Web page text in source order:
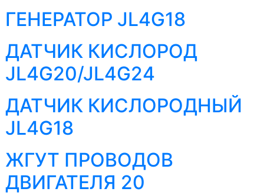
ГЕНЕРАТОР JL4G18
ДАТЧИК КИСЛОРОД
JL4G20/JL4G24
ДАТЧИК КИСЛОРОДНЫЙ
JL4G18
ЖГУТ ПРОВОДОВ
ДВИГАТЕЛЯ 20